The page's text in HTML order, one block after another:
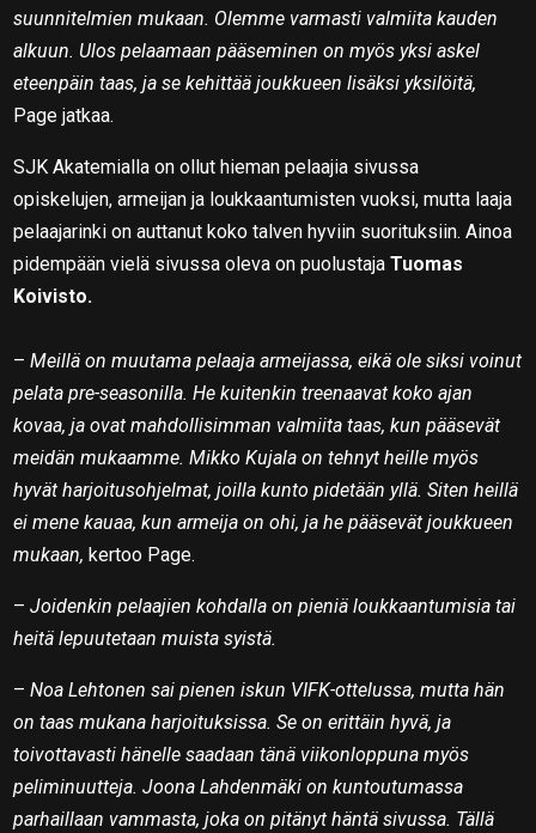
suunnitelmien mukaan. Olemme varmasti valmiita kauden
alkuun. Ulos pelaamaan pääseminen on myös yksi askel
eteenpäin taas, ja se kehittää joukkueen lisäksi yksilöitä,
Page jatkaa.
SJK Akatemialla on ollut hieman pelaajia sivussa
opiskelujen, armeijan ja loukkaantumisten vuoksi, mutta laaja
pelaajarinki on auttanut koko talven hyviin suorituksiin. Ainoa
pidempään vielä sivussa oleva on puolustajaTuomas
Koivisto.
–Meillä on muutama pelaaja armeijassa, eikä ole siksi voinut
pelata pre-seasonilla. He kuitenkin treenaavat koko ajan
kovaa, ja ovat mahdollisimman valmiita taas, kun pääsevät
meidän mukaamme. Mikko Kujala on tehnyt heille myös
hyvät harjoitusohjelmat, joilla kunto pidetään yllä. Siten heillä
ei mene kauaa, kun armeija on ohi, ja he pääsevät joukkueen
mukaan, kertoo Page.
–Joidenkin pelaajien kohdalla on pieniä loukkaantumisia tai
heitä lepuutetaan muista syistä.
–Noa Lehtonen sai pienen iskun VIFK-ottelussa, mutta hän
on taas mukana harjoituksissa. Se on erittäin hyvä, ja
toivottavasti hänelle saadaan tänä viikonloppuna myös
peliminuutteja. Joona Lahdenmäki on kuntoutumassa
parhaillaan vammasta, joka on pitänyt häntä sivussa. Tällä